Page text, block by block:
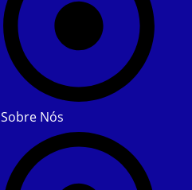
Sobre Nós